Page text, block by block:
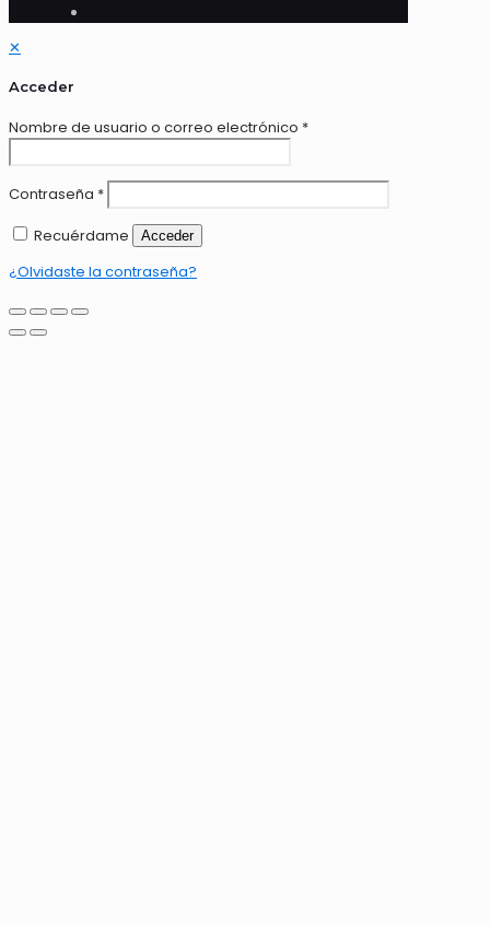
✕
Acceder
Nombre de usuario o correo electrónico *
Contraseña *
Recuérdame
Acceder
¿Olvidaste la contraseña?